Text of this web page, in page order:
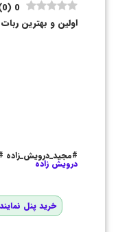
0
(
0
اولین و بهترین
#مجید_درویش_زاده
درویش زاده
خرید پنل